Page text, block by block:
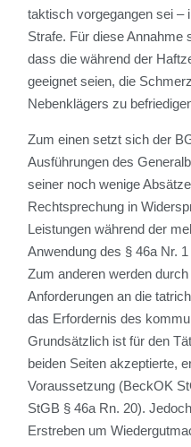
taktisch vorgegangen sei –
Strafe. Für diese Annahme
dass die während der
geeignet seien, die
Nebenklägers zu
Zum einen setzt sich der
Ausführungen des
seiner noch wenige
Rechtsprechung in
Leistungen während der
Anwendung des § 46a Nr.
Zum anderen werden
Anforderungen an die
das Erfordernis des
Grundsätzlich ist für den
beiden Seiten akzeptierte,
Voraussetzung (BeckOK
StGB § 46a Rn. 20).
Erstreben um